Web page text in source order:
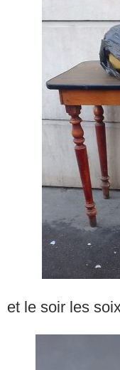
et le soir les